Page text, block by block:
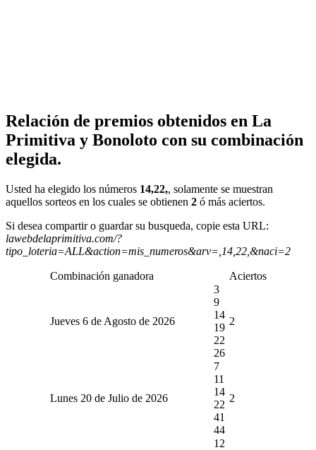
Relación de premios obtenidos en La
Primitiva y Bonoloto con su combinación
elegida.
Usted ha elegido los números 14,22,, solamente se muestran
aquellos sorteos en los cuales se obtienen 2 ó más aciertos.
Si desea compartir o guardar su busqueda, copie esta URL:
lawebdelaprimitiva.com/?
tipo_loteria=ALL&action=mis_numeros&arv=,14,22,&naci=2
Combinación ganadora Aciertos
Jueves 6 de Agosto de 2026
3
9
14
19
22
26
2
Lunes 20 de Julio de 2026
7
11
14
22
41
44
2
12